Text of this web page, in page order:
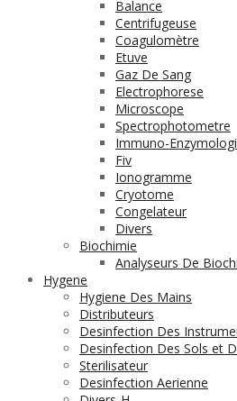
Balance
Centrifugeuse
Coagulomètre
Etuve
Gaz De Sang
Electrophorese
Microscope
Spectrophotometre
Immuno-
Fiv
Ionogramme
Cryotome
Congelateur
Divers
Biochimie
Analyseurs De
Hygene
Hygiene Des Mains
Distributeurs
Desinfection Des
Desinfection Des Sols et
Sterilisateur
Desinfection Aerienne